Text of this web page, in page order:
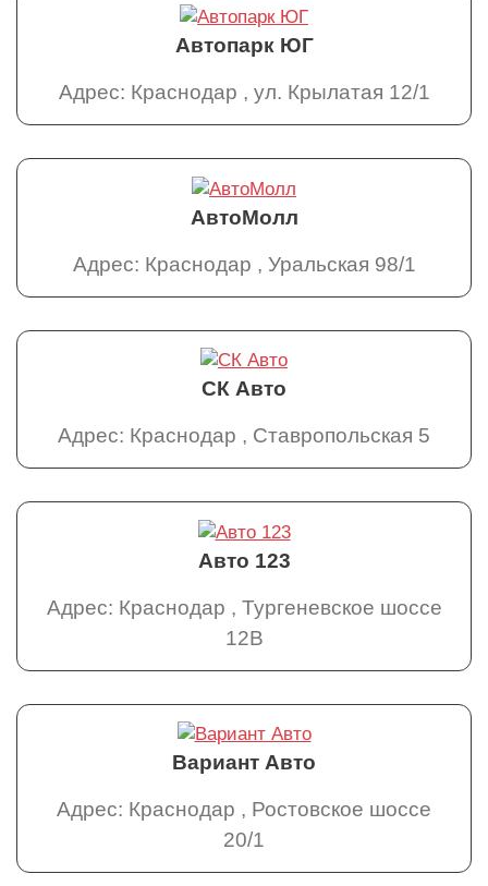
Автопарк ЮГ
Адрес: Краснодар , ул. Крылатая 12/1
АвтоМолл
Адрес: Краснодар , Уральская 98/1
СК Авто
Адрес: Краснодар , Ставропольская 5
Авто 123
Адрес: Краснодар , Тургеневское шоссе
12В
Вариант Авто
Адрес: Краснодар , Ростовское шоссе
20/1